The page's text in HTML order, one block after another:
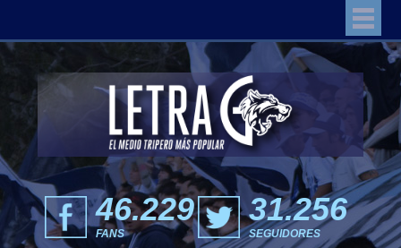
46.229
FANS
31.256
SEGUIDORES